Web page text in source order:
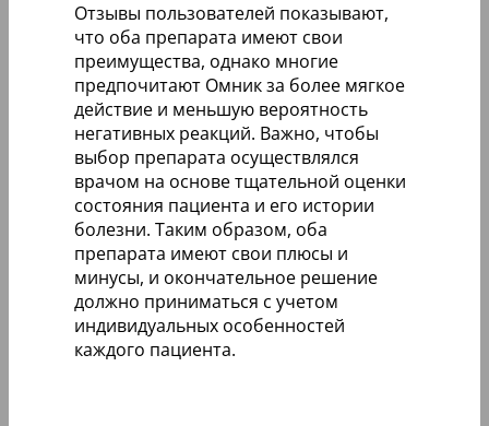
Отзывы пользователей показывают,
что оба препарата имеют свои
преимущества, однако многие
предпочитают Омник за более мягкое
действие и меньшую вероятность
негативных реакций. Важно, чтобы
выбор препарата осуществлялся
врачом на основе тщательной оценки
состояния пациента и его истории
болезни. Таким образом, оба
препарата имеют свои плюсы и
минусы, и окончательное решение
должно приниматься с учетом
индивидуальных особенностей
каждого пациента.